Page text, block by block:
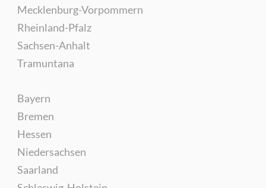
Mecklenburg-Vorpommern
Rheinland-Pfalz
Sachsen-Anhalt
Tramuntana
Bayern
Bremen
Hessen
Niedersachsen
Saarland